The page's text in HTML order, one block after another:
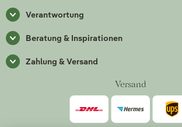
Verantwortung
Beratung & Inspirationen
Zahlung & Versand
Versand